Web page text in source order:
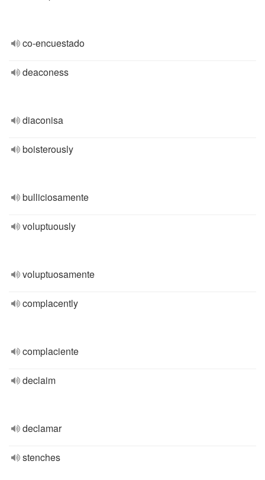
co-encuestado
deaconess
diaconisa
boisterously
bulliciosamente
voluptuously
voluptuosamente
complacently
complaciente
declaim
declamar
stenches